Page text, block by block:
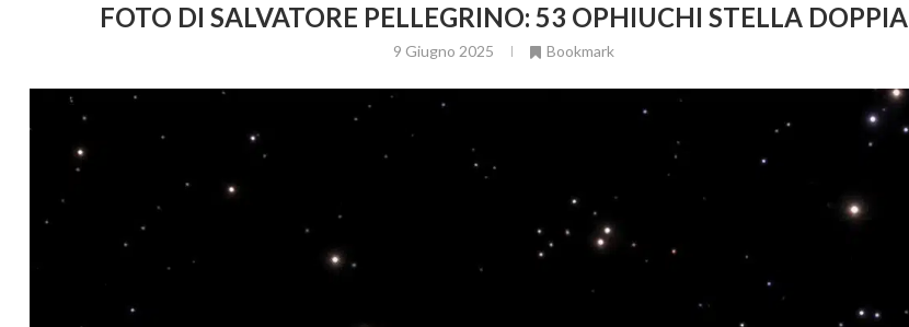
FOTO DI SALVATORE PELLEGRINO: 53 OPHIUCHI STELLA DOPPIA
9 Giugno 2025 Bookmark